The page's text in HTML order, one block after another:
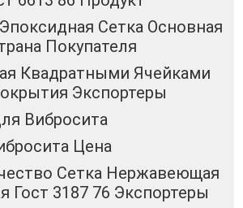
Сетка Основная
Покупателя
Квадратными Ячейками
Экспортеры
Вибросита
Цена
Сетка Нержавеющая
Гост 3187 76 Экспортеры